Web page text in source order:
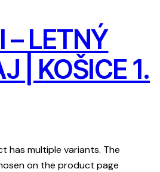
LETNÝ
| KOŠICE 1.
has multiple variants. The
on the product page